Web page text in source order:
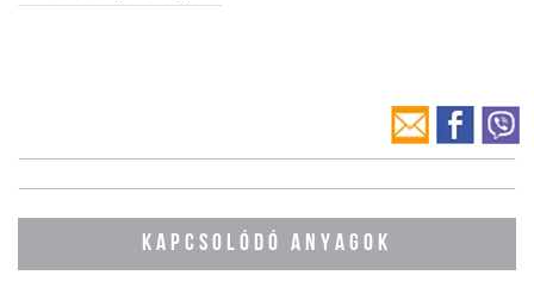
KAPCSOLÓDÓ ANYAGOK